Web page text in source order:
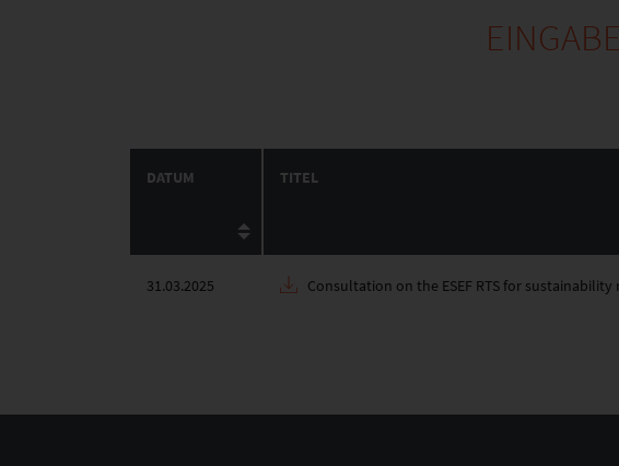
DATUM TITEL
31.03.2025 Consultation on the ESEF RTS for